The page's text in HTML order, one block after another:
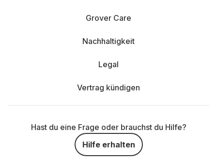
Grover Care
Nachhaltigkeit
Legal
Vertrag kündigen
Hast du eine Frage oder brauchst du Hilfe?
Hilfe erhalten